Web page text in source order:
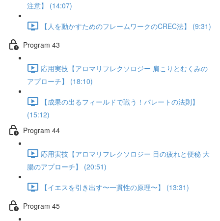
注意】 (14:07)
【人を動かすためのフレームワークのCREC法】 (9:31)
Program 43
応用実技【アロマリフレクソロジー 肩こりとむくみの
アプローチ】 (18:10)
【成果の出るフィールドで戦う！パレートの法則】
(15:12)
Program 44
応用実技【アロマリフレクソロジー 目の疲れと便秘 大
腸のアプローチ】 (20:51)
【イエスを引き出す〜一貫性の原理〜】 (13:31)
Program 45